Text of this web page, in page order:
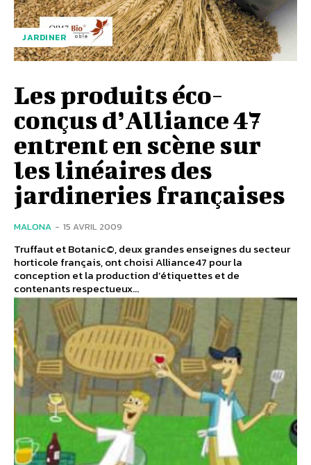
JARDINER
Les produits éco-
conçus d’Alliance 47
entrent en scène sur
les linéaires des
jardineries françaises
MALONA - 15 AVRIL 2009
Truffaut et Botanic©, deux grandes enseignes du secteur
horticole français, ont choisi Alliance47 pour la
conception et la production d’étiquettes et de
contenants respectueux...